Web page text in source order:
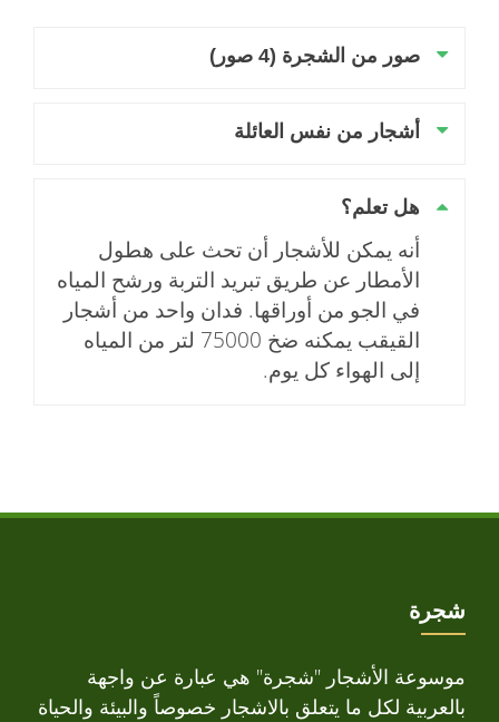
صور من الشجرة (4 صور)
أشجار من نفس العائلة
هل تعلم؟
أنه يمكن للأشجار أن تحث على هطول
الأمطار عن طريق تبريد التربة ورشح المياه
في الجو من أوراقها. فدان واحد من أشجار
القيقب يمكنه ضخ 75000 لتر من المياه
إلى الهواء كل يوم.
شجرة
موسوعة الأشجار "شجرة" هي عبارة عن واجهة
بالعربية لكل ما يتعلق بالاشجار خصوصاً والبيئة والحياة